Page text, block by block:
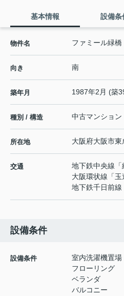
基本情報 設備条
物件名 ファミール緑橋
向き 南
築年月 1987年2月 (築
種別 / 構造 中古マンショ
所在地 大阪府大阪市東
交通 地下鉄中央線 「
大阪環状線 「玉
地下鉄千日前線
設備条件
設備条件
室内洗濯機置場
フローリング
ベランダ
バルコニー